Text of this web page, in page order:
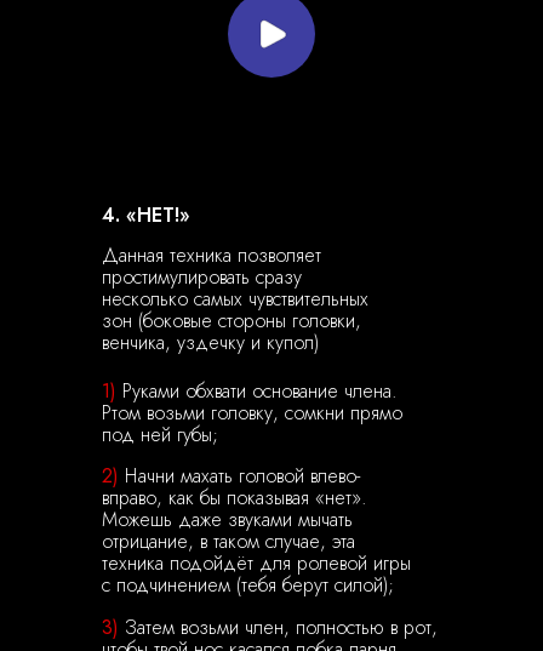
4. «НЕТ!»
Данная техника позволяет
простимулировать сразу
несколько самых чувствительных
зон (боковые стороны головки,
венчика, уздечку и купол)
1) Руками обхвати основание члена.
Ртом возьми головку, сомкни прямо
под ней губы;
2) Начни махать головой влево-
вправо, как бы показывая «нет».
Можешь даже звуками мычать
отрицание, в таком случае, эта
техника подойдёт для ролевой игры
с подчинением (тебя берут силой);
3) Затем возьми член, полностью в рот,